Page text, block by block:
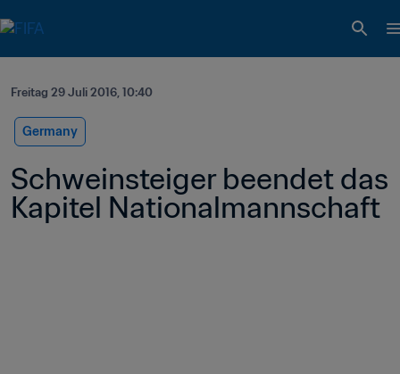
Freitag 29 Juli 2016, 10:40
Germany
Schweinsteiger beendet das
Kapitel Nationalmannschaft